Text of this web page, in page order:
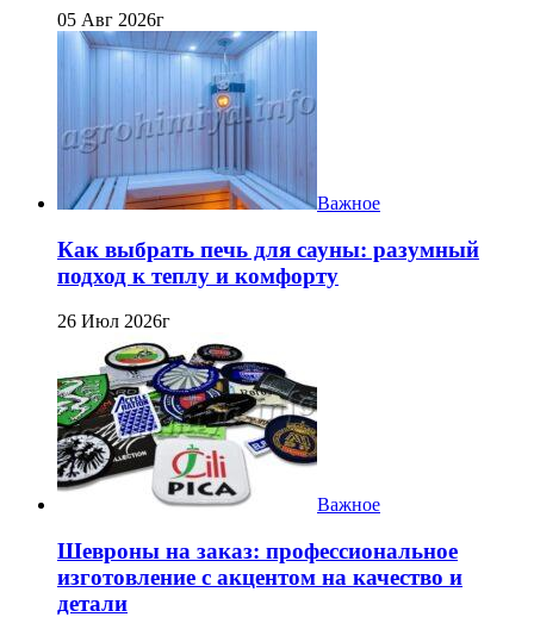
05 Авг 2026г
Важное
Как выбрать печь для сауны: разумный
подход к теплу и комфорту
26 Июл 2026г
Важное
Шевроны на заказ: профессиональное
изготовление с акцентом на качество и
детали